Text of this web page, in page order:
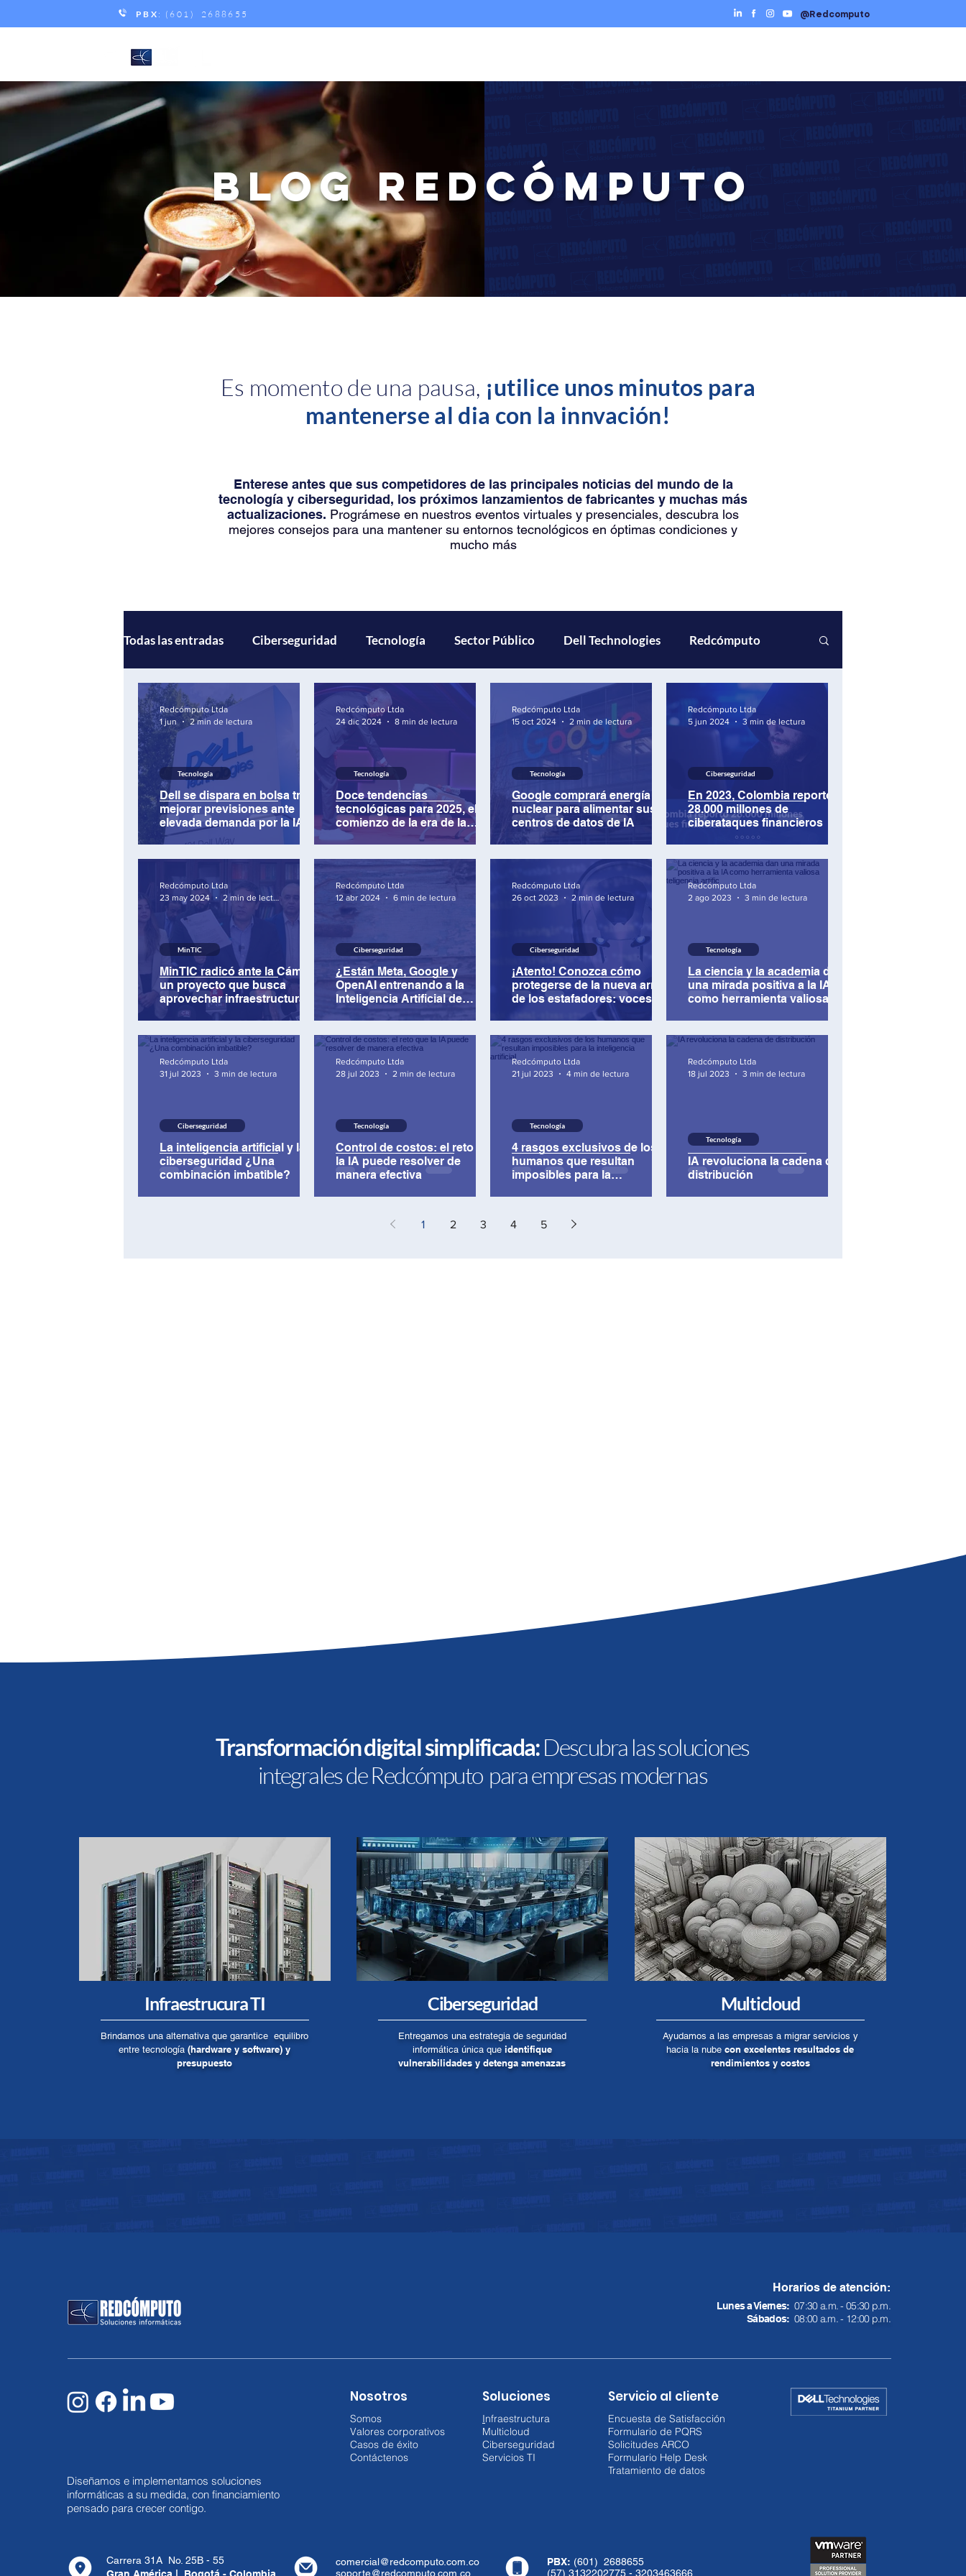
PBX : (601) 2688655 @Redcomputo
BLOG REDCÓMPUTO
Es momento de una pausa, ¡utilice unos minutos para
mantenerse al dia con la innvación!
Enterese antes que sus competidores de las principales noticias del mundo de la
tecnología y ciberseguridad, los próximos lanzamientos de fabricantes y muchas más
actualizaciones. Prográmese en nuestros eventos virtuales y presenciales, descubra los
mejores consejos para una mantener su entornos tecnológicos en óptimas condiciones y
mucho más
Todas las entradas Ciberseguridad Tecnología Sector Público Dell Technologies Redcómputo
Gestión de servicios Andicom MinTIC Data center Curiosidades Tech Eventos Redcómputo
Multicloud Inteligencia Artificial Redcómputo
Dell se dispara en bolsa tras
mejorar previsiones ante
elevada demanda por la IA
Tecnología
Redcómputo Ltda
1 jun
2 min de lectura
Doce tendencias
tecnológicas para 2025, el
comienzo de la era de la
convergencia
Tecnología
Redcómputo Ltda
24 dic 2024
8 min de lectura
Google comprará energía
nuclear para alimentar sus
centros de datos de IA
Tecnología
Redcómputo Ltda
15 oct 2024
2 min de lectura
En 2023, Colombia reportó
28.000 millones de
ciberataques financieros
Ciberseguridad
Redcómputo Ltda
5 jun 2024
3 min de lectura
MinTIC radicó ante la Cámara
un proyecto que busca
aprovechar infraestructura
de datos
MinTIC
Redcómputo Ltda
23 may 2024
2 min de lectura
¿Están Meta, Google y
OpenAI entrenando a la
Inteligencia Artificial de
manera ilegal?
Ciberseguridad
Redcómputo Ltda
12 abr 2024
6 min de lectura
¡Atento! Conozca cómo
protegerse de la nueva arma
de los estafadores: voces
clonadas con IA
Ciberseguridad
Redcómputo Ltda
26 oct 2023
2 min de lectura
La ciencia y la academia dan
una mirada positiva a la IA
como herramienta valiosa
Tecnología
Redcómputo Ltda
2 ago 2023
3 min de lectura
La inteligencia artificial y la
ciberseguridad ¿Una
combinación imbatible?
Ciberseguridad
Redcómputo Ltda
31 jul 2023
3 min de lectura
Control de costos: el reto que
la IA puede resolver de
manera efectiva
Tecnología
Redcómputo Ltda
28 jul 2023
2 min de lectura
4 rasgos exclusivos de los
humanos que resultan
imposibles para la
Tecnología
Redcómputo Ltda
21 jul 2023
4 min de lectura
IA revoluciona la cadena de
distribución
Tecnología
Redcómputo Ltda
18 jul 2023
3 min de lectura
1 2 3 4 5
Transformación digital simplificada:Descubra las soluciones
integrales de Redcómputo para empresas modernas
Infraestrucura TI
Brindamos una alternativa que garantice equilibro
entre tecnología (hardware y software) y
presupuesto
Ciberseguridad
Entregamos una estrategia de seguridad
informática única que identifique
vulnerabilidades y detenga amenazas
Multicloud
Ayudamos a las empresas a migrar servicios y
hacia la nube con excelentes resultados de
rendimientos y costos
Horarios de atención:
Lunes a Viernes: 07:30 a.m. - 05:30 p.m.
Sábados: 08:00 a.m. - 12:00p.m.
Diseñamos e implementamos soluciones
informáticas a su medida, con financiamiento
pensado para crecer contigo.
Nosotros
Somos
Valores corporativos
Casos de éxito
Contáctenos
Soluciones
Infraestructura
Multicloud
Ciberseguridad
Servicios TI
Servicio al cliente
Encuesta de Satisfacción
Formulario de PQRS
Solicitudes ARCO
Formulario Help Desk
Tratamiento de datos
Carrera 31A No. 25B - 55
comercial@redcomputo.com.co
soporte@redcomputo.com.co
PBX: (601) 2688655
(57) 3132202775 - 3203463666